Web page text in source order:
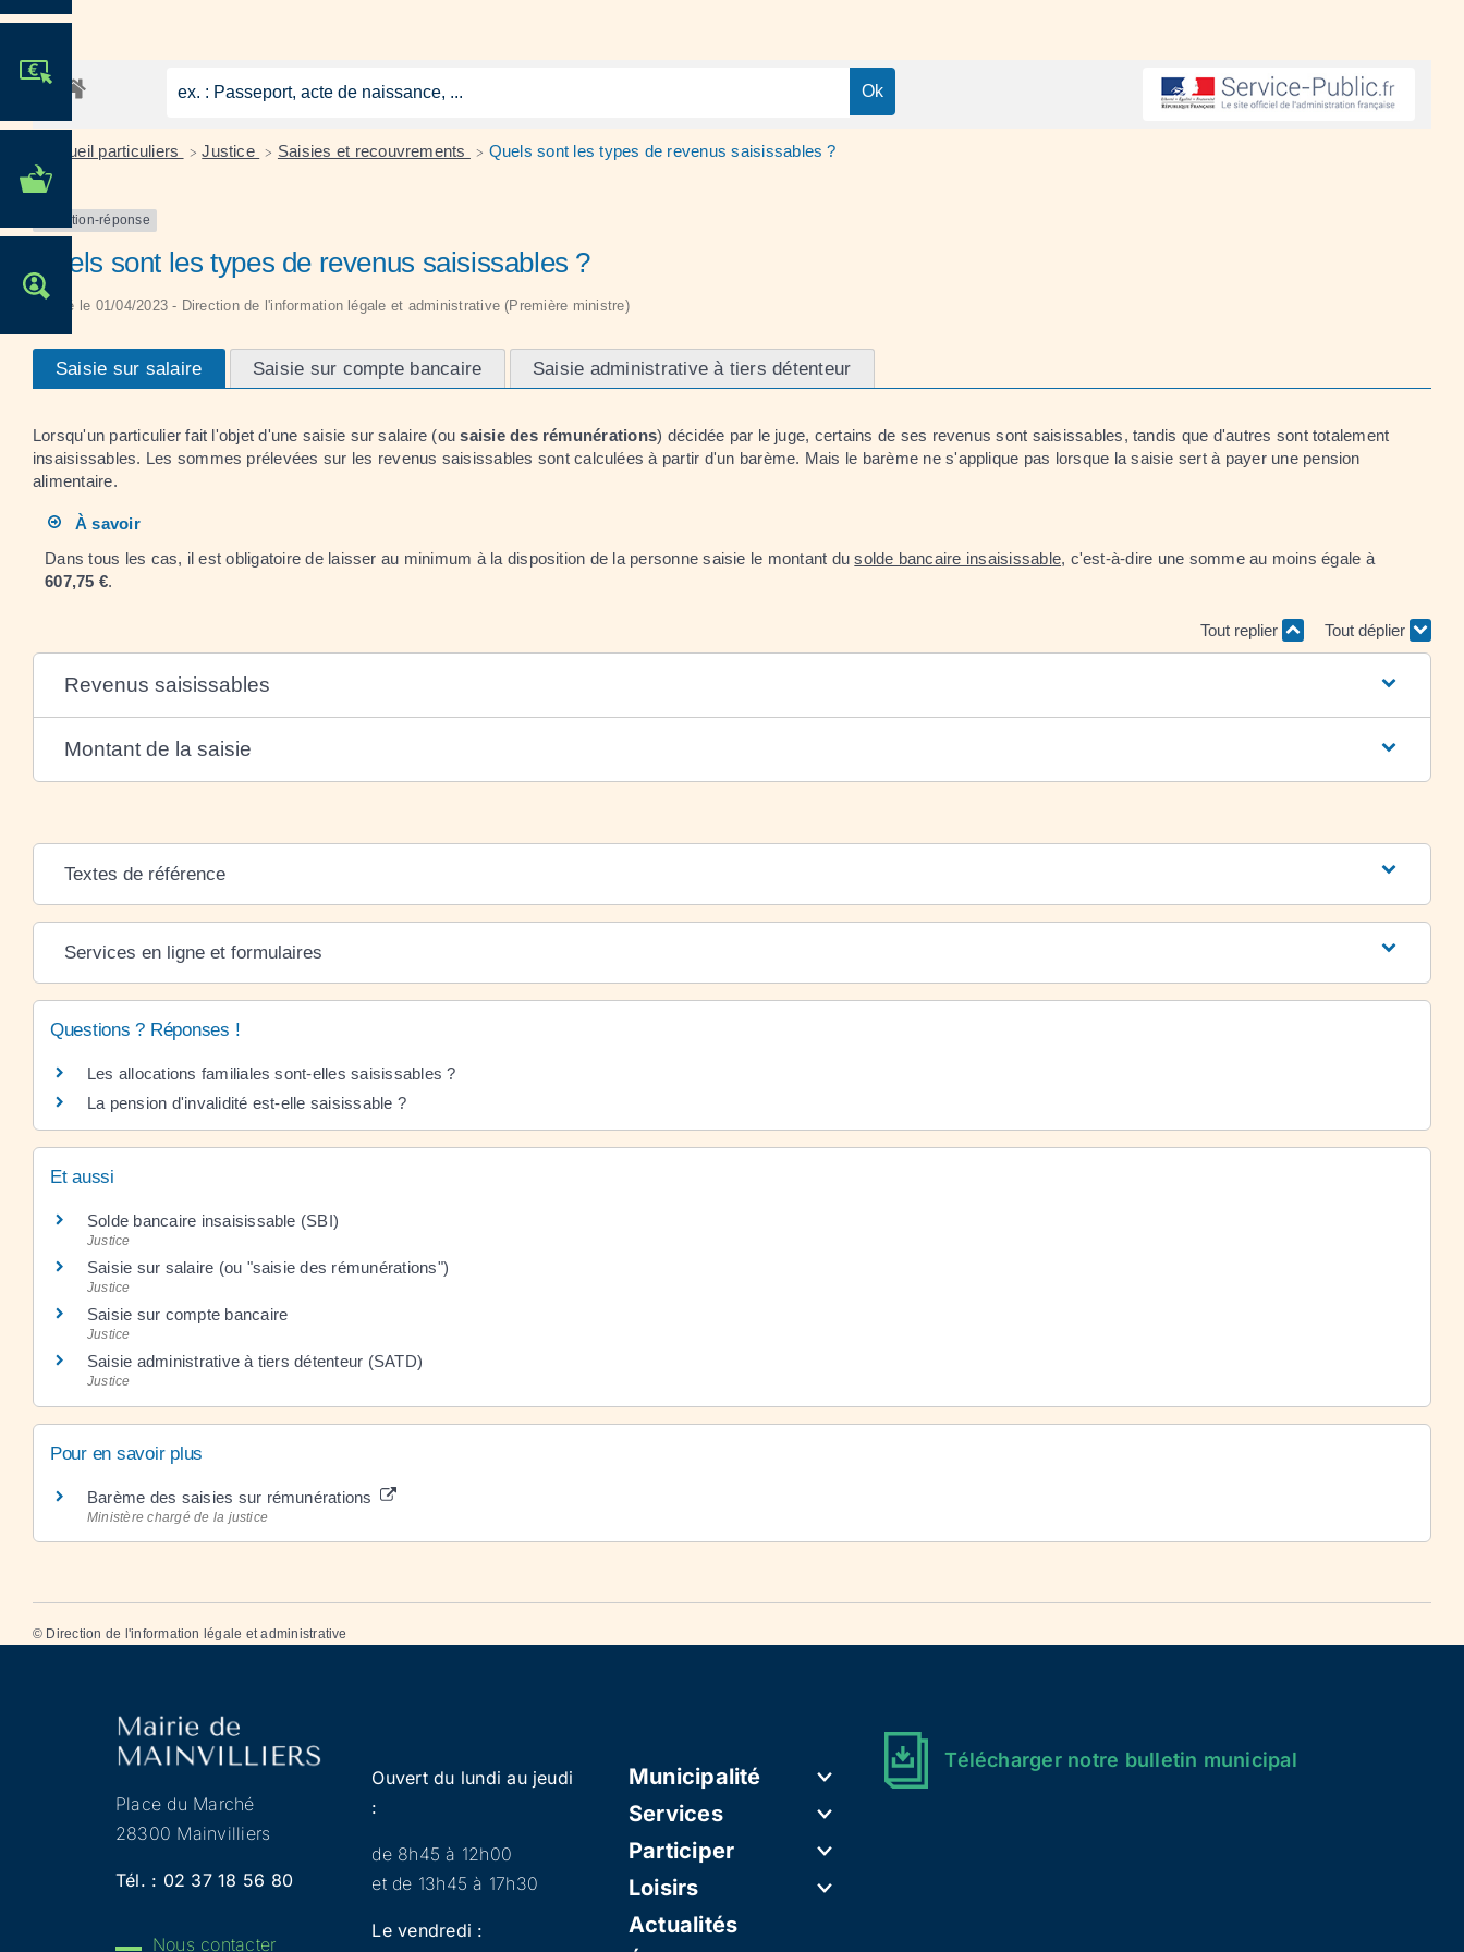
MES DÉMARCHES
OFFRES D'EMPLOI
Accueil particuliers > Justice > Saisies et recouvrements > Quels sont les types de revenus saisissables ?
Question-réponse
Quels sont les types de revenus saisissables ?
Vérifié le 01/04/2023 - Direction de l'information légale et administrative (Première ministre)
Saisie sur salaire Saisie sur compte bancaire Saisie administrative à tiers détenteur
Lorsqu'un particulier fait l'objet d'une saisie sur salaire (ousaisie des rémunérations) décidée par le juge, certains de ses revenus sont saisissables, tandis que d'autres sont totalement
insaisissables. Les sommes prélevées sur les revenus saisissables sont calculées à partir d'un barème. Mais le barème ne s'applique pas lorsque la saisie sert à payer une pension
alimentaire.
À savoir
Dans tous les cas, il est obligatoire de laisser au minimum à la disposition de la personne saisie le montant dusolde bancaire insaisissable, c'est-à-dire une somme au moins égale à
607,75 €.
Tout replier Tout déplier
Revenus saisissables
Montant de la saisie
Textes de référence
Services en ligne et formulaires
Questions ? Réponses !
Les allocations familiales sont-elles saisissables ?
La pension d'invalidité est-elle saisissable ?
Et aussi
Solde bancaire insaisissable (SBI)
Justice
Saisie sur salaire (ou "saisie des rémunérations")
Justice
Saisie sur compte bancaire
Justice
Saisie administrative à tiers détenteur (SATD)
Justice
Pour en savoir plus
Barème des saisies sur rémunérations
Ministère chargé de la justice
© Direction de l'information légale et administrative
Place du Marché
28300 Mainvilliers
Tél. : 02 37 18 56 80
Nous contacter
Ouvert du lundi au jeudi
:
de 8h45 à 12h00
et de 13h45 à 17h30
Le vendredi :
Municipalité
Services
Participer
Loisirs
Actualités
Télécharger notre bulletin municipal